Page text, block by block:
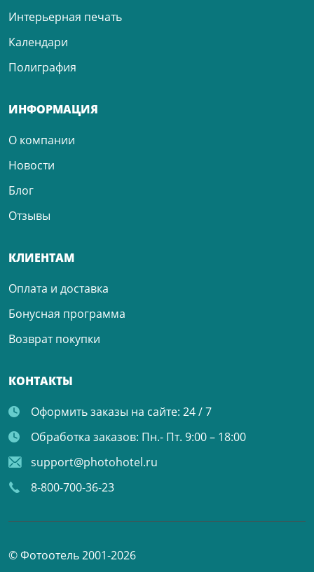
Интерьерная печать
Календари
Полиграфия
ИНФОРМАЦИЯ
О компании
Новости
Блог
Отзывы
КЛИЕНТАМ
Оплата и доставка
Бонусная программа
Возврат покупки
КОНТАКТЫ
Оформить заказы на сайте: 24 / 7
Обработка заказов: Пн.- Пт. 9:00 – 18:00
support@photohotel.ru
8-800-700-36-23
© Фотоотель 2001-2026